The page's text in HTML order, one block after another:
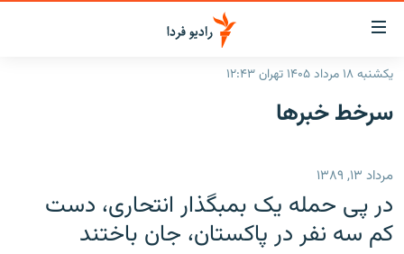
لینک‌های
قابلیت
دسترسی
بازگشت
اصلی
رفتن
به
صفحه
ایران
انتخاب کنید و بشنویدپادکست
یکشنبه ۱۸ مرداد ۱۴۰۵ تهران ۱۲:۴۳
سرخط‌ خبرها
مرداد ۱۳, ۱۳۸۹
در پی حمله یک بمبگذار انتحاری، دست
کم سه نفر در پاکستان، جان باختند